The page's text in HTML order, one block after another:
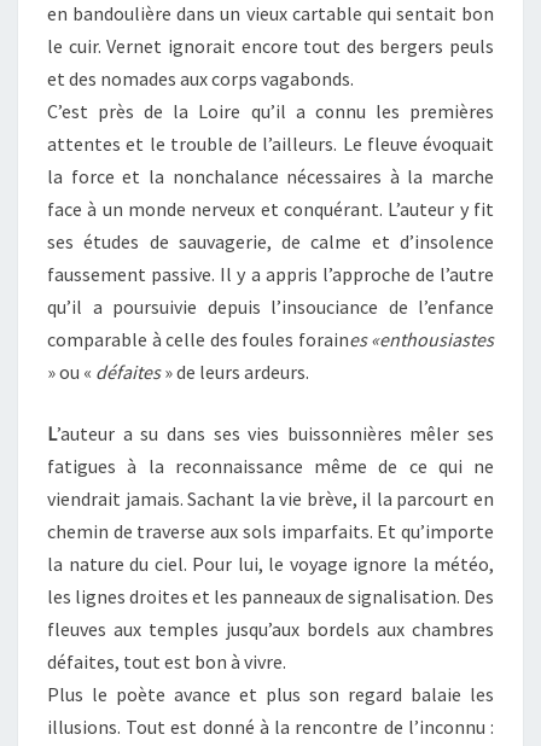
en bandoulière dans un vieux cartable qui sentait bon
le cuir. Vernet ignorait encore tout des bergers peuls
et des nomades aux corps vagabonds.
C’est près de la Loire qu’il a connu les premières
attentes et le trouble de l’ailleurs. Le fleuve évoquait
la force et la nonchalance nécessaires à la marche
face à un monde nerveux et conquérant. L’auteur y fit
ses études de sauvagerie, de calme et d’insolence
faussement passive. Il y a appris l’approche de l’autre
qu’il a poursuivie depuis l’insouciance de l’enfance
comparable à celle des foules foraines «enthousiastes
» ou « défaites» de leurs ardeurs.
L’auteur a su dans ses vies buissonnières mêler ses
fatigues à la reconnaissance même de ce qui ne
viendrait jamais. Sachant la vie brève, il la parcourt en
chemin de traverse aux sols imparfaits. Et qu’importe
la nature du ciel. Pour lui, le voyage ignore la météo,
les lignes droites et les panneaux de signalisation. Des
fleuves aux temples jusqu’aux bordels aux chambres
défaites, tout est bon à vivre.
Plus le poète avance et plus son regard balaie les
illusions. Tout est donné à la rencontre de l’inconnu :